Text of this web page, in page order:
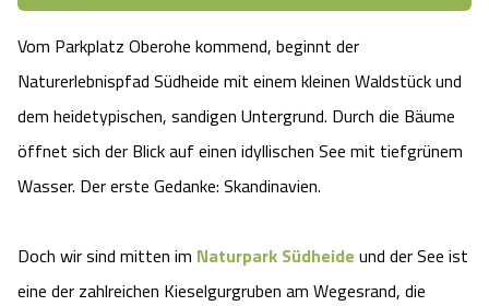
Shop
Angebote
Kontakt
Urlaub mit Hund
Urlaub auf dem Bauernhof
Landschaftsführungen
Battle Kart Bispingen
Adventure District Bispingen
Ausflugsziele
Vom Parkplatz Oberohe kommend, beginnt der
Naturerlebnispfad Südheide mit einem kleinen Waldstück und
dem heidetypischen, sandigen Untergrund. Durch die Bäume
öffnet sich der Blick auf einen idyllischen See mit tiefgrünem
Wasser. Der erste Gedanke: Skandinavien.
Doch wir sind mitten im Naturpark Südheide und der See ist
eine der zahlreichen Kieselgurgruben am Wegesrand, die